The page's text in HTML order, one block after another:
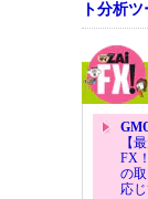
ト分析
【
FX
の
応